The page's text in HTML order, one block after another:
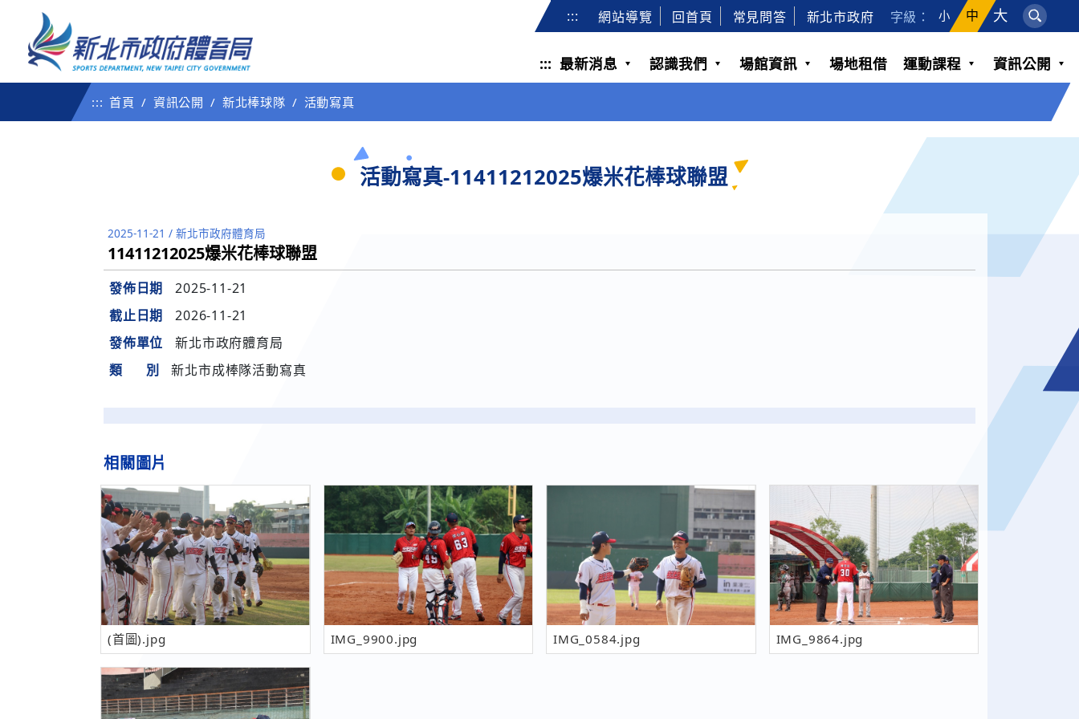
::: 網站導覽 回首頁 常見問答 新北市政府 字級： 小 中 大
::: 最新消息 認識我們 場館資訊 場地租借 運動課程 資訊公開
::: 首頁 資訊公開 新北棒球隊 活動寫真
活動寫真-11411212025爆米花棒球聯盟
2025-11-21 / 新北市政府體育局
11411212025爆米花棒球聯盟
發佈日期
2025-11-21
截止日期
2026-11-21
發佈單位
新北市政府體育局
類 別
新北市成棒隊活動寫真
相關圖片
(首圖).jpg IMG_9900.jpg IMG_0584.jpg IMG_9864.jpg